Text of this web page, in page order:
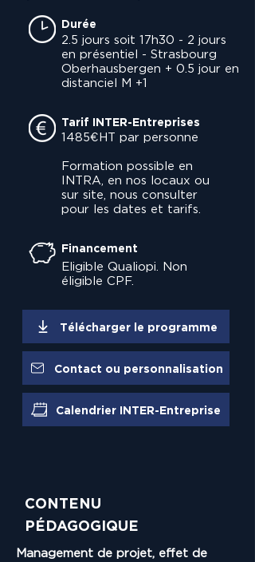
Durée
2.5 jours soit 17h30 - 2 jours
en présentiel - Strasbourg
Oberhausbergen + 0.5 jour en
distanciel M +1
Tarif INTER-Entreprises
1485€HT par personne
Formation possible en
INTRA, en nos locaux ou
sur site, nous consulter
pour les dates et tarifs.
Financement
Eligible Qualiopi. Non
éligible CPF.
Télécharger le programme
Contact ou personnalisation
Calendrier INTER-Entreprise
CONTENU
PÉDAGOGIQUE
Management de projet, effet de